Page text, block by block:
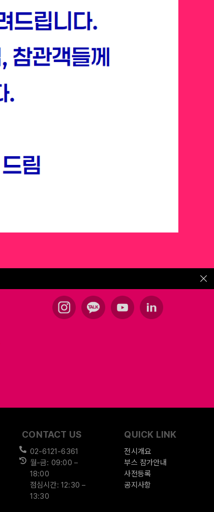
CONTACT US
02-6121-6361
월-금: 09:00 –
18:00
점심시간: 12:30 –
13:30
QUICK LINK
전시개요
부스 참가안내
사전등록
공지사항